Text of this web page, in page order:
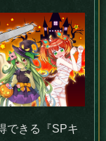
できる『SPキ